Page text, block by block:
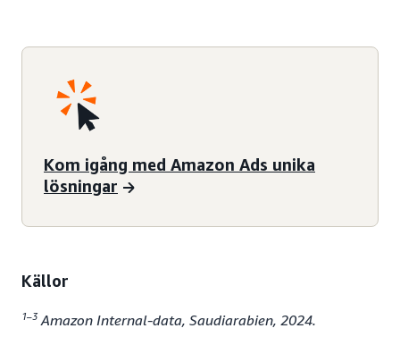
Kom igång med Amazon Ads unika
lösningar
Källor
1–3 Amazon Internal-data, Saudiarabien, 2024.